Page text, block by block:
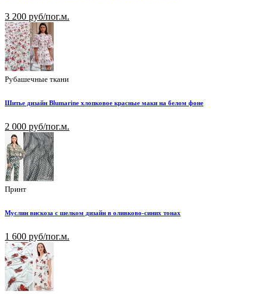
3 200 руб/пог.м.
Рубашечные ткани
Шитье дизайн Blumarine хлопковое красные маки на белом фоне
2 000 руб/пог.м.
Принт
Муслин вискоза с шелком дизайн в оливково-синих тонах
1 600 руб/пог.м.